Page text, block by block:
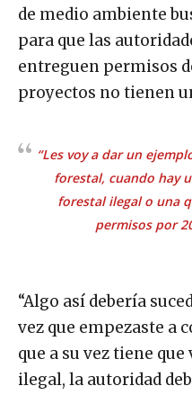
de medio ambiente
para que las
entreguen permisos
proyectos no tienen
“Les voy a dar un
forestal, cuando hay
forestal ilegal o una
permisos por
“Algo así debería
vez que empezaste a
que a su vez tiene
ilegal, la autoridad